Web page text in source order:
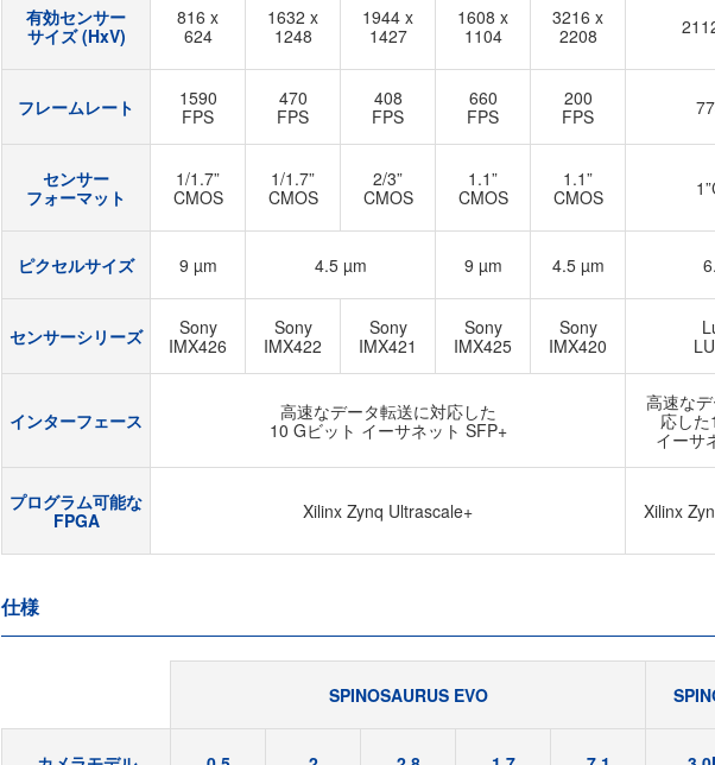
有効センサー
サイズ (HxV)
816 x
624
1632 x
1248
1944 x
1427
1608 x
1104
3216 x
2208
フレームレート
1590
FPS
470
FPS
408
FPS
660
FPS
200
FPS
センサー
フォーマット
1/1.7”
CMOS
1/1.7”
CMOS
2/3”
CMOS
1.1”
CMOS
1.1”
CMOS
ピクセルサイズ 9 µm 4.5 µm 9 µm 4.5 µm
センサーシリーズ
Sony
IMX426
Sony
IMX422
Sony
IMX421
Sony
IMX425
Sony
IMX420
インターフェース
高速なデータ転送に対応した
10 Gビット イーサネット SFP+
高速な
応した
イーサ
プログラム可能な
FPGA
Xilinx Zynq Ultrascale+ Xilinx
仕様
SPINOSAURUS EVO